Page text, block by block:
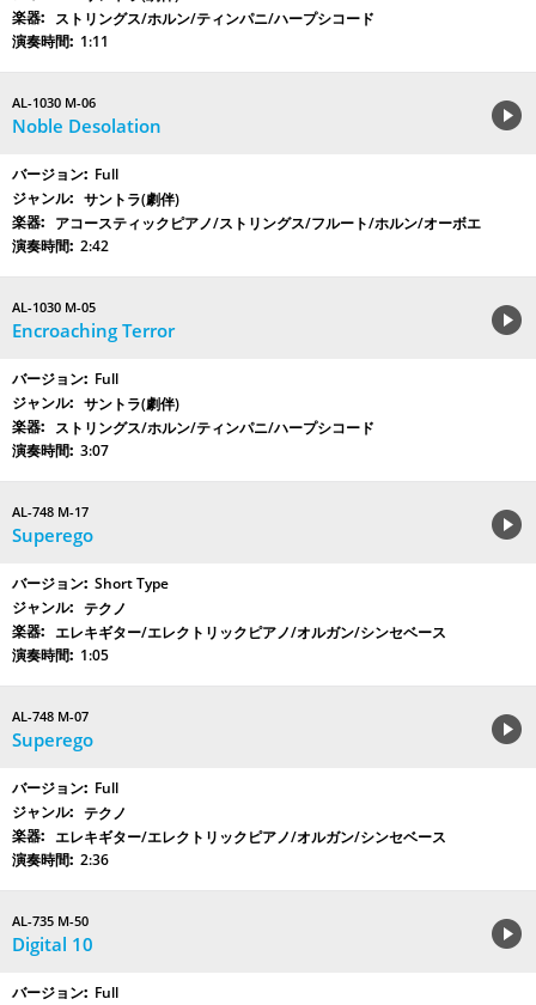
ストリングス/ホルン/ティンパニ/ハープシコード
1:11
AL-1030 M-06
Noble Desolation
Full
サントラ(劇伴)
アコースティックピアノ/ストリングス/フルート/ホルン/オーボエ
2:42
AL-1030 M-05
Encroaching Terror
Full
サントラ(劇伴)
ストリングス/ホルン/ティンパニ/ハープシコード
3:07
AL-748 M-17
Superego
Short Type
テクノ
エレキギター/エレクトリックピアノ/オルガン/シンセベース
1:05
AL-748 M-07
Superego
Full
テクノ
エレキギター/エレクトリックピアノ/オルガン/シンセベース
2:36
AL-735 M-50
Digital 10
Full